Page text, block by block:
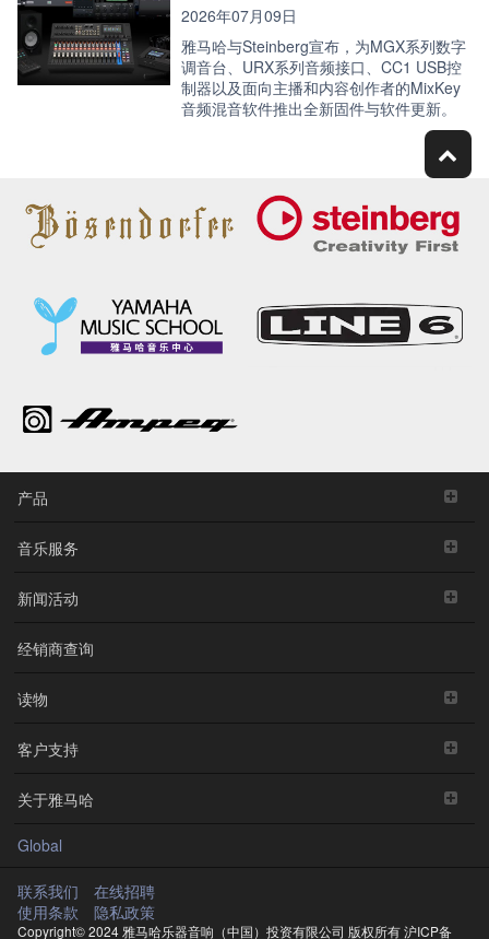
2026年07月09日
雅马哈与Steinberg宣布，为MGX系列数字
调音台、URX系列音频接口、CC1 USB控
制器以及面向主播和内容创作者的MixKey
音频混音软件推出全新固件与软件更新。
产品
音乐服务
新闻活动
经销商查询
读物
客户支持
关于雅马哈
Global
联系我们
在线招聘
使用条款
隐私政策
Copyright© 2024 雅马哈乐器音响（中国）投资有限公司 版权所有沪ICP备